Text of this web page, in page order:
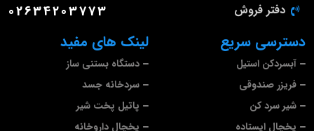
لینک های مفید
دستگاه بستنی ساز
سردخانه جسد
پاتیل پخت شیر
یخچال داروخانه
دسترسی سریع
آبسردکن استیل
فریزر صندوقی
شیر سرد کن
یخچال ایستاده
دفتر فروش 02634203773